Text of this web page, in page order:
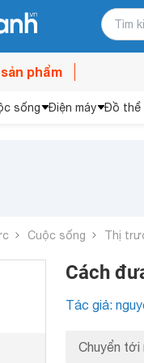
phẩm
sống Điện máy Đồ thể
Cuộc sống Thị
Cách
Tác giả:
Chuyển tới